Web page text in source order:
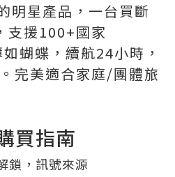
明星產品，一台買斷
支援100+國家
蝴蝶，續航24小時，
完美適合家庭/團體旅
買指南
鎖，訊號來源